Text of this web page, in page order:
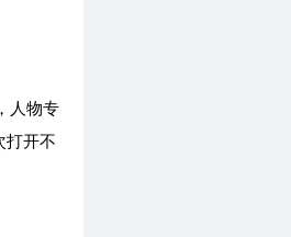
人物专
打开不